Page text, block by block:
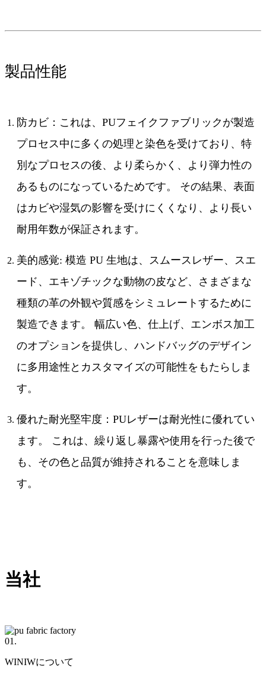
製品性能
防カビ：これは、PUフェイクファブリックが製造
プロセス中に多くの処理と染色を受けており、特
別なプロセスの後、より柔らかく、より弾力性の
あるものになっているためです。 その結果、表面
はカビや湿気の影響を受けにくくなり、より長い
耐用年数が保証されます。
美的感覚: 模造 PU 生地は、スムースレザー、スエ
ード、エキゾチックな動物の皮など、さまざまな
種類の革の外観や質感をシミュレートするために
製造できます。 幅広い色、仕上げ、エンボス加工
のオプションを提供し、ハンドバッグのデザイン
に多用途性とカスタマイズの可能性をもたらしま
す。
優れた耐光堅牢度：PUレザーは耐光性に優れてい
ます。 これは、繰り返し暴露や使用を行った後で
も、その色と品質が維持されることを意味しま
す。
当社
01.
WINIWについて